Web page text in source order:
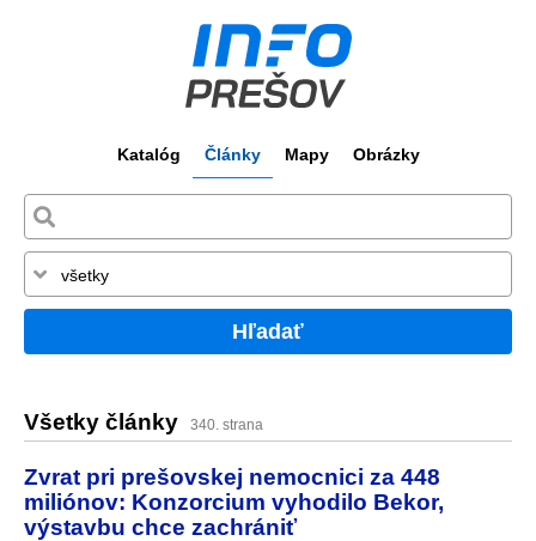
Katalóg Články Mapy Obrázky
Hľadať
Všetky články 340. strana
Zvrat pri prešovskej nemocnici za 448
miliónov: Konzorcium vyhodilo Bekor,
výstavbu chce zachrániť